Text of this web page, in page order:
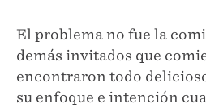
El problema no fue la
demás invitados que
encontraron todo
su enfoque e intención